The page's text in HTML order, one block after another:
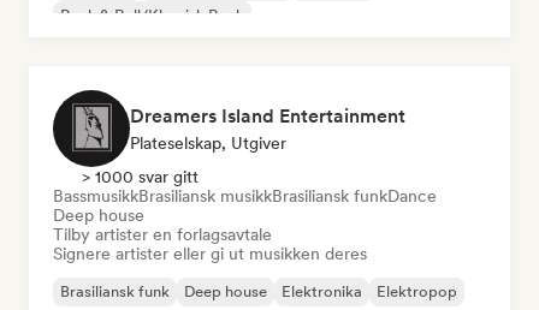
Rock & Roll/Klassisk Rock
Dreamers Island Entertainment
Plateselskap, Utgiver
> 1000 svar gitt
BassmusikkBrasiliansk musikkBrasiliansk funkDance
Deep house
Tilby artister en forlagsavtale
Signere artister eller gi ut musikken deres
Brasiliansk funk Deep house Elektronika
Elektropop